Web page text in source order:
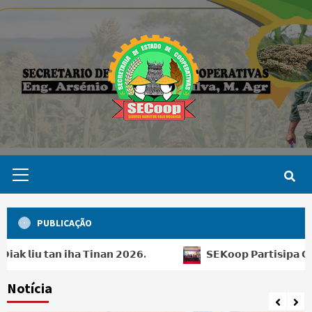
Skip
Menu
PUBLICAÇÃO
𝗶𝗵𝗮 𝗧𝗶𝗻𝗮𝗻 𝟮𝟬𝟮𝟲. 𝗦𝗘𝗞𝗼𝗼𝗽 𝗣𝗮𝗿𝘁𝗶𝘀𝗶𝗽𝗮 𝗚𝗮𝗹𝗮
Notícia